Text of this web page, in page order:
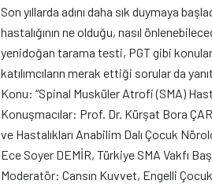
Son yıllarda adını daha sık duymaya
hastalığının ne olduğu, nasıl
yenidoğan tarama testi, PGT gibi
katılımcıların merak ettiği sorular da
Konu: “Spinal Musküler Atrofi (SMA)
Konuşmacılar: Prof. Dr. Kürşat Bora
ve Hastalıkları Anabilim Dalı Çocuk
Ece Soyer DEMİR, Türkiye SMA Vakfı
Moderatör: Cansın Kuvvet, Engelli Çocuk